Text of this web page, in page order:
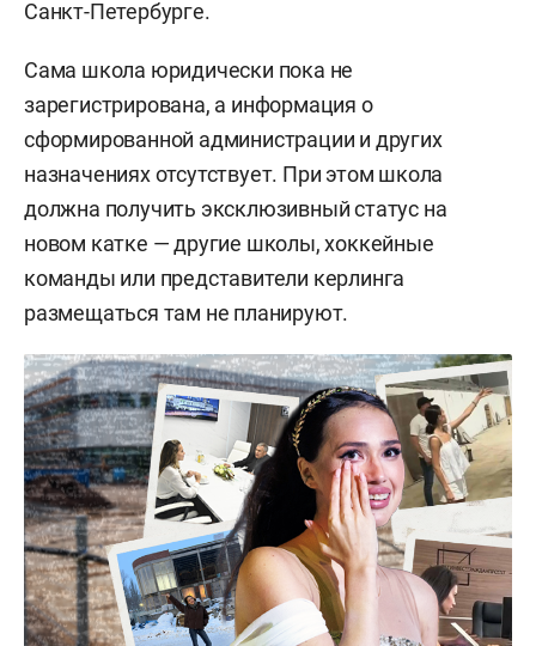
Санкт-Петербурге.
Сама школа юридически пока не
зарегистрирована, а информация о
сформированной администрации и других
назначениях отсутствует. При этом школа
должна получить эксклюзивный статус на
новом катке — другие школы, хоккейные
команды или представители керлинга
размещаться там не планируют.